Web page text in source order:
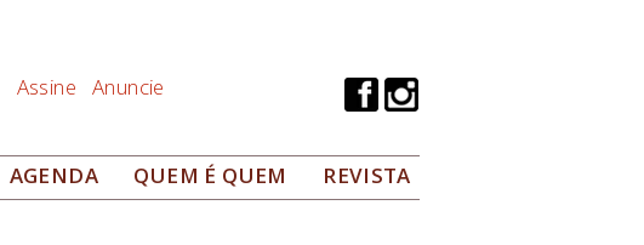
Assine Anuncie
AGENDA QUEM É QUEM REVISTA